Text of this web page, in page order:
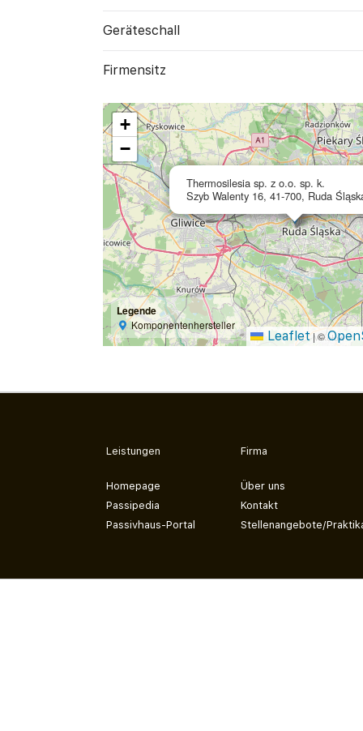
Geräte­schall
Firmensitz
Thermosilesia sp. z o.o. sp. k.
Szyb Walenty 16, 41-700, Ruda
+
−
Legende
Komponentenhersteller
Leaflet |©
Leistungen
Homepage
Passipedia
Passivhaus-Portal
Firma
Über uns
Kontakt
Stellenangebote/